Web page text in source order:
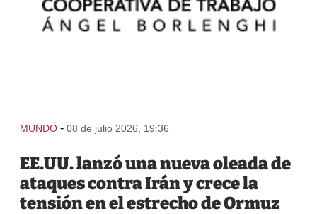
MUNDO - 08 de julio 2026, 19:36
EE.UU. lanzó una nueva oleada de
ataques contra Irán y crece la
tensión en el estrecho de Ormuz